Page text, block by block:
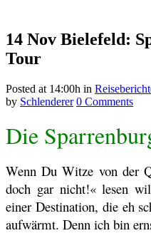
14 Nov Bielefeld:
Tour
Posted at 14:00h in
by Schlenderer 0 Comments
Die
Wenn Du Witze von der
doch gar nicht!« lesen
einer Destination, die eh
aufwärmt. Denn ich bin